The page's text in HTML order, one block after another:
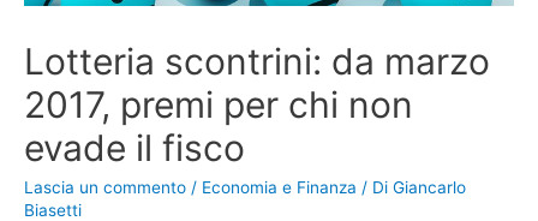
Lotteria scontrini: da marzo
2017, premi per chi non
evade il fisco
Lascia un commento / Economia e Finanza / Di Giancarlo
Biasetti